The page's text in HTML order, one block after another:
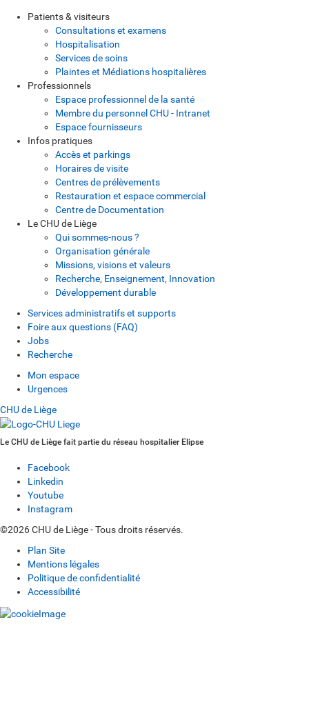
Patients & visiteurs
Consultations et examens
Hospitalisation
Services de soins
Plaintes et Médiations hospitalières
Professionnels
Espace professionnel de la santé
Membre du personnel CHU - Intranet
Espace fournisseurs
Infos pratiques
Accès et parkings
Horaires de visite
Centres de prélèvements
Restauration et espace commercial
Centre de Documentation
Le CHU de Liège
Qui sommes-nous ?
Organisation générale
Missions, visions et valeurs
Recherche, Enseignement, Innovation
Développement durable
Services administratifs et supports
Foire aux questions (FAQ)
Jobs
Recherche
Mon espace
Urgences
CHU de Liège
Le CHU de Liège fait partie du réseau hospitalier Elipse
Facebook
Linkedin
Youtube
Instagram
©2026 CHU de Liège - Tous droits réservés.
Plan Site
Mentions légales
Politique de confidentialité
Accessibilité